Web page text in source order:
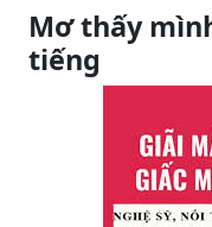
Mơ thấy
tiếng